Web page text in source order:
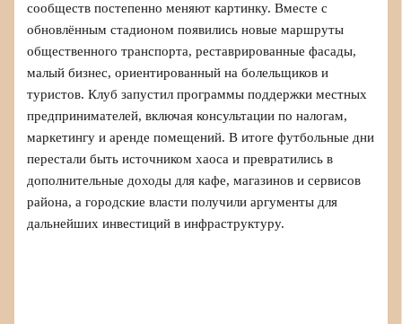
сообществ постепенно меняют картинку. Вместе с
обновлённым стадионом появились новые маршруты
общественного транспорта, реставрированные фасады,
малый бизнес, ориентированный на болельщиков и
туристов. Клуб запустил программы поддержки местных
предпринимателей, включая консультации по налогам,
маркетингу и аренде помещений. В итоге футбольные дни
перестали быть источником хаоса и превратились в
дополнительные доходы для кафе, магазинов и сервисов
района, а городские власти получили аргументы для
дальнейших инвестиций в инфраструктуру.